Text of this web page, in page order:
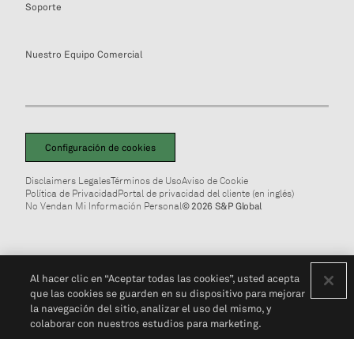
Soporte
Nuestro Equipo Comercial
Configuración de cookies
Disclaimers LegalesTérminos de UsoAviso de Cookie
Política de PrivacidadPortal de privacidad del cliente (en inglés)
No Vendan Mi Información Personal© 2026 S&P Global
Al hacer clic en “Aceptar todas las cookies”, usted acepta
que las cookies se guarden en su dispositivo para mejorar
la navegación del sitio, analizar el uso del mismo, y
colaborar con nuestros estudios para marketing.